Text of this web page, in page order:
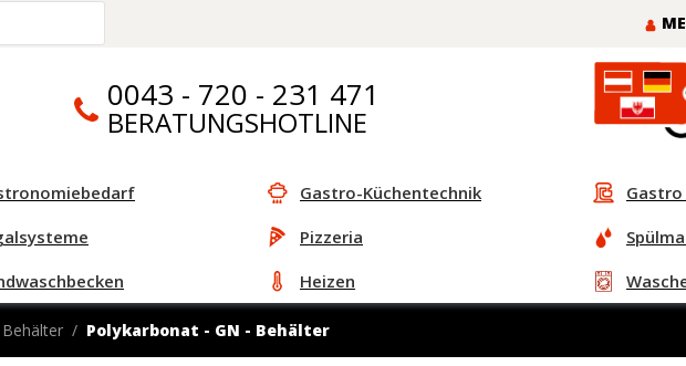
0043 - 720 - 231 471
BERATUNGSHOTLINE
Gastro-Küchentechnik
Pizzeria
Heizen
Polykarbonat - GN - Behälter